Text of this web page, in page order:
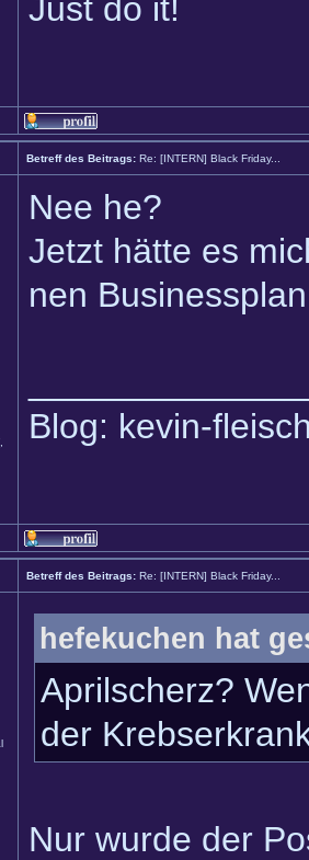
Just do it!
Betreff des Beitrags: Re: [INTERN] Black Friday...
Nee he?
Jetzt hätte es
nen
Blog: kevin-
Betreff des Beitrags: Re: [INTERN] Black Friday...
hefekuchen hat
Aprilscherz?
der
Nur wurde der